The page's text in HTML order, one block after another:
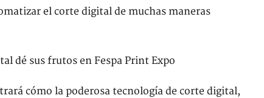
el corte digital de muchas maneras
cómo la poderosa tecnología de corte digital,